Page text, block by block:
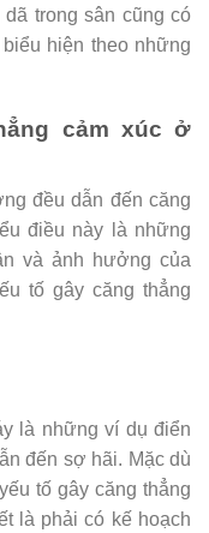
trong sân cũng có
hiện theo những
cảm xúc ở
đều dẫn đến căng
điều này là những
và ảnh hưởng của
tố gây căng thẳng
là những ví dụ điển
đến sợ hãi. Mặc dù
tố gây căng thẳng
là phải có kế hoạch